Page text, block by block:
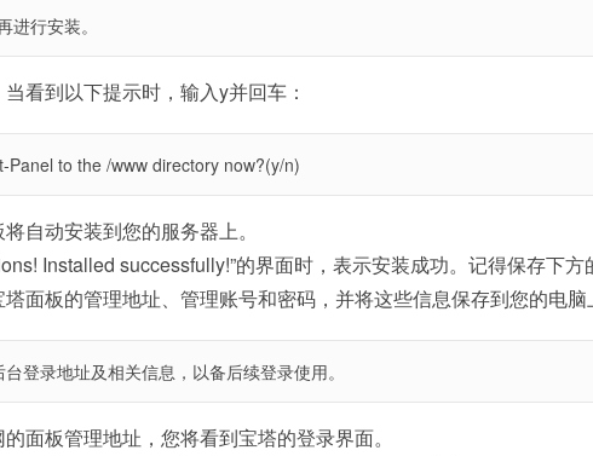
行安装。
看到以下提示时，输入y并回车：
Panel to the /www directory now?(y/n)
自动安装到您的服务器上。
Installed successfully!”的界面时，表示安装成功。记得保存下方
面板的管理地址、管理账号和密码，并将这些信息保存到您的电脑
登录地址及相关信息，以备后续登录使用。
面板管理地址，您将看到宝塔的登录界面。